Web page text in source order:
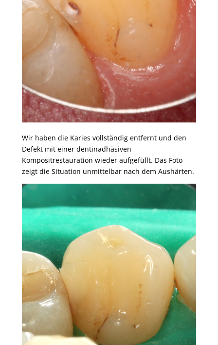
Wir haben die Karies vollständig entfernt und den
Defekt mit einer dentinadhäsiven
Kompositrestauration wieder aufgefüllt. Das Foto
zeigt die Situation unmittelbar nach dem Aushärten.